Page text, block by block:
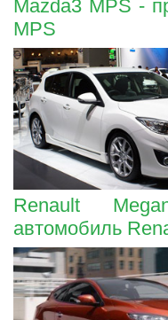
Mazda3 MPS -
MPS
Renault
автомобиль